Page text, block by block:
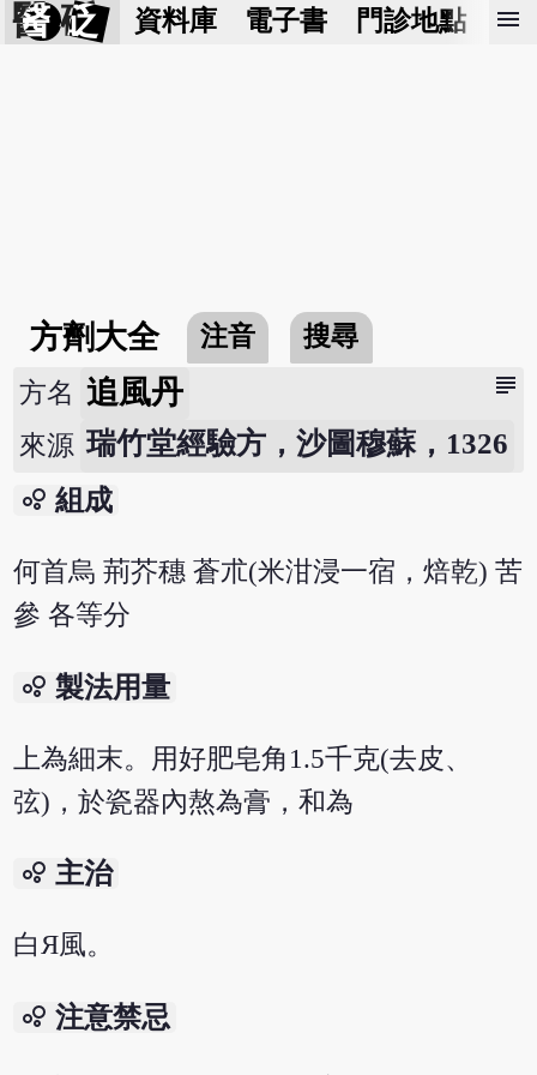
醫 砭 資料庫 電子書 門診地點 預
menu
方劑大全 注音 搜尋
subject
方名 追風丹
來源 瑞竹堂經驗方，沙圖穆蘇，1326
bubble_chart 組成
何首烏 荊芥穗 蒼朮(米泔浸一宿，焙乾) 苦
參 各等分
bubble_chart 製法用量
上為細末。用好肥皂角1.5千克(去皮、
弦)，於瓷器內熬為膏，和為
bubble_chart 主治
白Я風。
bubble_chart 注意禁忌